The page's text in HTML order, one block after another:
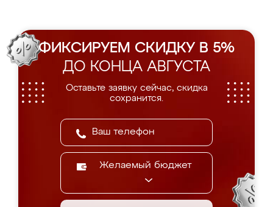
ФИКСИРУЕМ СКИДКУ В 5%
ДО КОНЦА АВГУСТА
Оставьте заявку сейчас, скидка
сохранится.
Желаемый бюджет